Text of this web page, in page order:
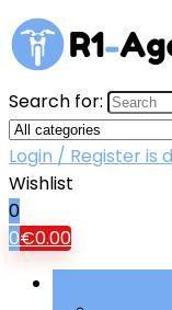
Search for:
Login / Register is
Wishlist
0
0€0.00